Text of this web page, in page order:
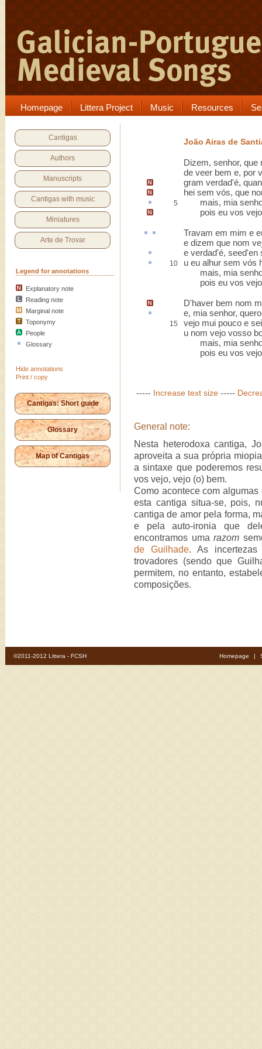
Homepage Littera Project Music Resources
Cantigas
Authors
Manuscripts
Cantigas with music
Miniatures
Arte de Trovar
Legend for annotations
Explanatory note
Reading note
Marginal note
Toponymy
People
Glossary
Hide annotations
Print / copy
Cantigas: Short guide
Glossary
Map of Cantigas
João Airas de
Dizem, senhor, que
de veer bem e, por
gram verdad'é,
hei sem vós, que
5
mais, mia
pois eu vos
Travam em mim e
e dizem que nom
e verdad'é, seed'en
10
u eu alhur sem vós
mais, mia
pois eu vos vejo,
D'haver bem nom
e, mia senhor,
15
vejo mui pouco e
u nom vejo vosso
mais, mia
pois eu vos vejo,
----- Increase text size -----
General note:
Nesta heterodoxa cantiga,
aproveita a sua própria
a sintaxe que poderemos
vos vejo, vejo (o) bem.
Como acontece com
esta cantiga situa-se, pois,
cantiga de amor pela forma,
e pela auto-ironia que
encontramos umarazom
de Guilhade. As
trovadores (sendo que
permitem, no entanto,
composições.
©2011-2012 Littera - FCSH Homepage |